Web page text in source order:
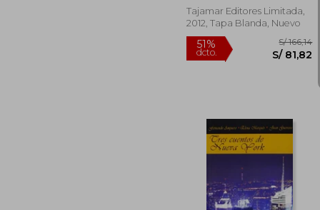
Tajamar Editores Limitada,
2012, Tapa Blanda, Nuevo
51%
dcto.